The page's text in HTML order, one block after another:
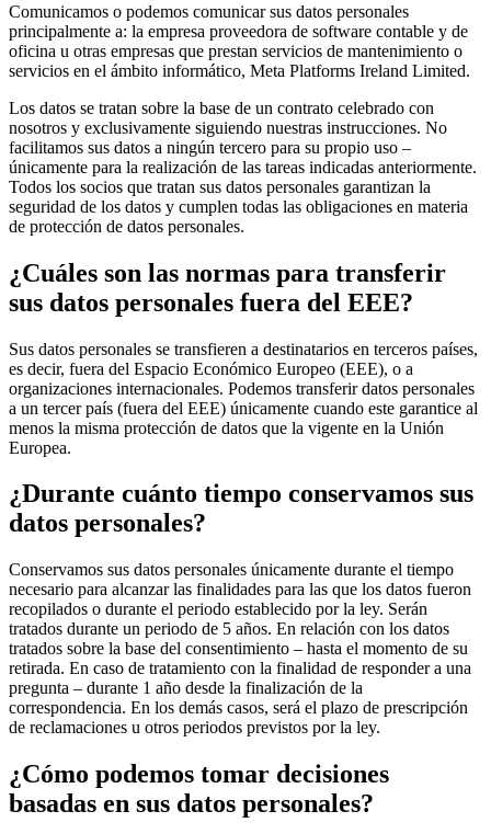
Comunicamos o podemos comunicar sus datos personales
principalmente a: la empresa proveedora de software contable y de
oficina u otras empresas que prestan servicios de mantenimiento o
servicios en el ámbito informático, Meta Platforms Ireland Limited.
Los datos se tratan sobre la base de un contrato celebrado con
nosotros y exclusivamente siguiendo nuestras instrucciones. No
facilitamos sus datos a ningún tercero para su propio uso –
únicamente para la realización de las tareas indicadas anteriormente.
Todos los socios que tratan sus datos personales garantizan la
seguridad de los datos y cumplen todas las obligaciones en materia
de protección de datos personales.
¿Cuáles son las normas para transferir
sus datos personales fuera del EEE?
Sus datos personales se transfieren a destinatarios en terceros países,
es decir, fuera del Espacio Económico Europeo (EEE), o a
organizaciones internacionales. Podemos transferir datos personales
a un tercer país (fuera del EEE) únicamente cuando este garantice al
menos la misma protección de datos que la vigente en la Unión
Europea.
¿Durante cuánto tiempo conservamos sus
datos personales?
Conservamos sus datos personales únicamente durante el tiempo
necesario para alcanzar las finalidades para las que los datos fueron
recopilados o durante el periodo establecido por la ley. Serán
tratados durante un periodo de 5 años. En relación con los datos
tratados sobre la base del consentimiento – hasta el momento de su
retirada. En caso de tratamiento con la finalidad de responder a una
pregunta – durante 1 año desde la finalización de la
correspondencia. En los demás casos, será el plazo de prescripción
de reclamaciones u otros periodos previstos por la ley.
¿Cómo podemos tomar decisiones
basadas en sus datos personales?